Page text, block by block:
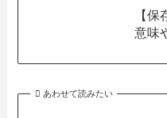
【
意味
あわせて読みたい